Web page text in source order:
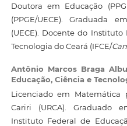
Doutora em Educação
(PPGE/UECE). Graduada
(UECE). Docente do
Tecnologia do Ceará (IFCE/
Antônio Marcos Braga
Educação, Ciência e
Licenciado em Matemática
Cariri (URCA). Graduado
Instituto Federal de